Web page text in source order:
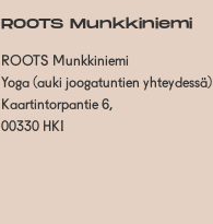
ROOTS Munkkiniemi
ROOTS Munkkiniemi
Yoga (auki joogatuntien yhteydessä)
Kaartintorpantie 6,
00330 HKI